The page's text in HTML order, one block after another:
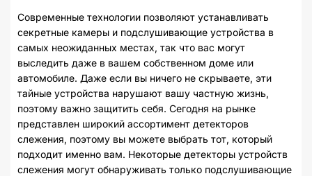
Современные технологии позволяют устанавливать
секретные камеры и подслушивающие устройства в
самых неожиданных местах, так что вас могут
выследить даже в вашем собственном доме или
автомобиле. Даже если вы ничего не скрываете, эти
тайные устройства нарушают вашу частную жизнь,
поэтому важно защитить себя. Сегодня на рынке
представлен широкий ассортимент детекторов
слежения, поэтому вы можете выбрать тот, который
подходит именно вам. Некоторые детекторы устройств
слежения могут обнаруживать только подслушивающие